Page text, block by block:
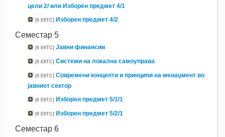
цели 2/ или Изборен предмет 4/1
[6 ЕКТС] Изборен предмет 4/2
Семестар 5
[6 ЕКТС] Јавни финансии
[6 ЕКТС] Системи на локална самоуправа
[6 ЕКТС] Современи концепти и принципи на менаџмент во
јавниот сектор
[6 ЕКТС] Изборен предмет 5/1/1
[6 ЕКТС] Изборен предмет 5/2/1
Семестар 6